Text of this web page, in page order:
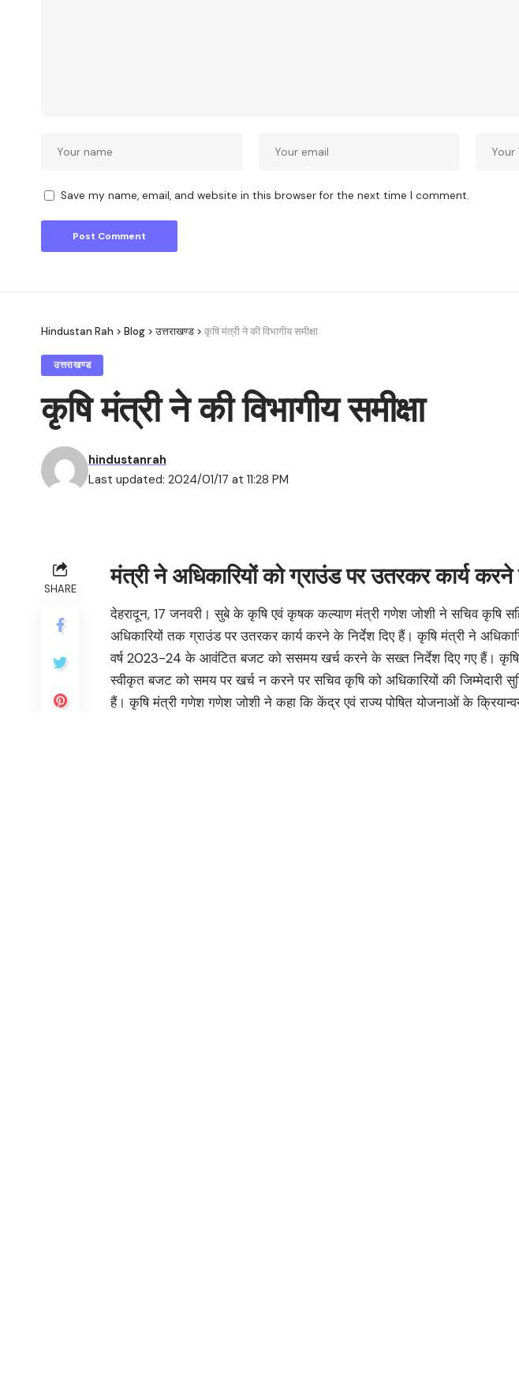
Save my name, email, and website in this browser for the next time I comment.
Hindustan Rah > Blog >उत्तराखण्ड > कृषि मंत्री ने की विभागीय समीक्षा
उत्तराखण्ड
कृषि मंत्री ने की विभागीय समीक्षा
Last updated: 2024/01/17 at 11:28 PM
hindustanrah